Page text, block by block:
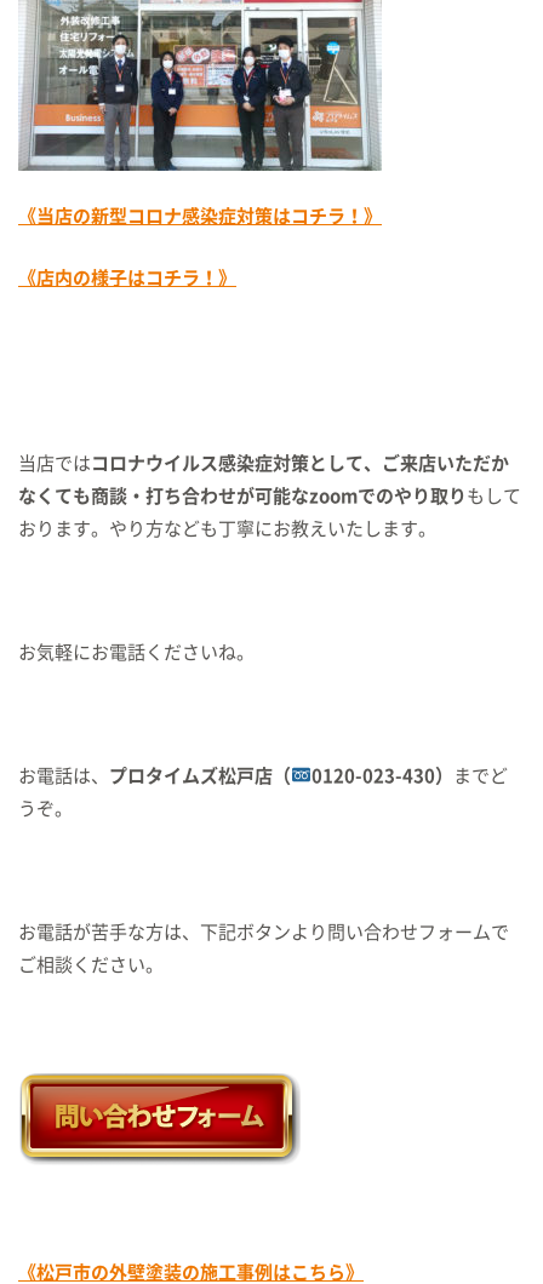
《当店の新型コロナ感染症対策はコチラ！》
《店内の様子はコチラ！》
当店では コロナウイルス感染症対策として、ご来店いただか
なくても商談・打ち合わせが可能なzoomでのやり取り もして
おります。やり方なども丁寧にお教えいたします。
お気軽にお電話くださいね。
お電話は、 プロタイムズ松戸店（ 0120-023-430）
までど
うぞ。
お電話が苦手な方は、下記ボタンより問い合わせフォームで
ご相談ください。
《松戸市の外壁塗装の施工事例はこちら》